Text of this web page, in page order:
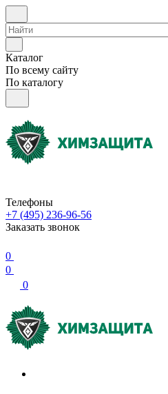
Каталог
По всему сайту
По каталогу
Телефоны
+7 (495) 236-96-56
Заказать звонок
0
0
0